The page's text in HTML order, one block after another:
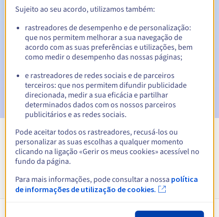
Notificações automáticas:
60, 30, 15, 7 e 3 dias antes da data de
expiração
E-mail no dia da expiraçãopara notificar a suspensão do
nome de domínio
E-mail após o Redemption Grace Periodpara notificar a
eliminação do nome de domínio
Ver todas as extensões
Informações sobre .career
Sujeito ao seu acordo, utilizamos também:
rastreadores de desempenho e de personalização:
que nos permitem melhorar a sua navegação de
acordo com as suas preferências e utilizações, bem
como medir o desempenho das nossas páginas;
e rastreadores de redes sociais e de parceiros
terceiros: que nos permitem difundir publicidade
direcionada, medir a sua eficácia e partilhar
determinados dados com os nossos parceiros
publicitários e as redes sociais.
Pode aceitar todos os rastreadores, recusá-los ou
personalizar as suas escolhas a qualquer momento
clicando na ligação «Gerir os meus cookies» acessível no
fundo da página.
Para mais informações, pode consultar a nossa política
de informações de utilização de cookies.